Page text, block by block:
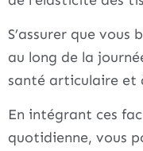
S’assurer que
au long de la
santé articulaire et
En intégrant ces
quotidienne, vous